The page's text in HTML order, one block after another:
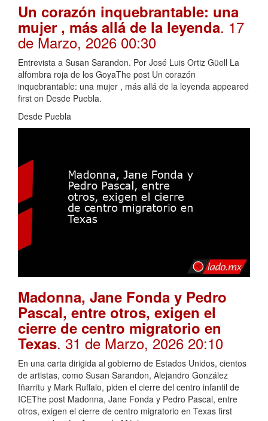
Un corazón inquebrantable: una
mujer , más allá de la leyenda. 17
de Marzo, 2026 00:30
Entrevista a Susan Sarandon. Por José Luis Ortiz Güell La
alfombra roja de los GoyaThe post Un corazón
inquebrantable: una mujer , más allá de la leyenda appeared
first on Desde Puebla.
Desde Puebla
Madonna, Jane Fonda y Pedro
Pascal, entre otros, exigen el
cierre de centro migratorio en
Texas. 31 de Marzo, 2026 20:10
En una carta dirigida al gobierno de Estados Unidos, cientos
de artistas, como Susan Sarandon, Alejandro González
Iñarritu y Mark Ruffalo, piden el cierre del centro infantil de
ICEThe post Madonna, Jane Fonda y Pedro Pascal, entre
otros, exigen el cierre de centro migratorio en Texas first